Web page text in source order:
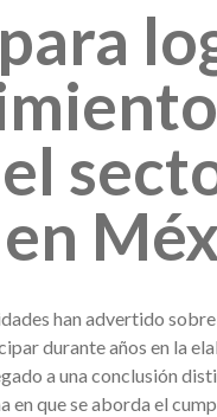
han advertido
durante años en la
a una conclusión
en que se aborda el